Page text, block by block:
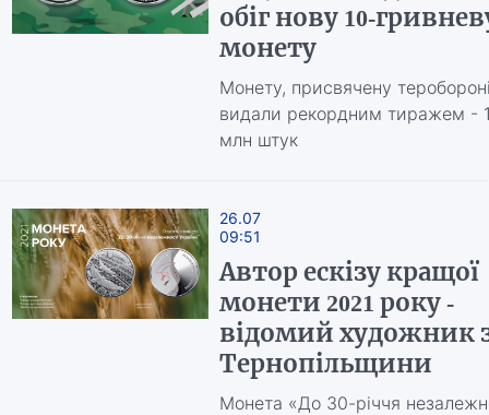
обіг нову 10-
монету
Монету, присвячену
видали рекордним тиражем -
млн штук
26.07
09:51
Автор ескізу кращої
монети 2021 року -
відомий художник
Тернопільщини
Монета «До 30-річчя